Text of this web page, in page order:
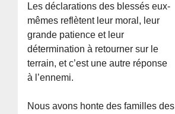
Les déclarations des blessés eux-
mêmes reflètent leur moral, leur
grande patience et leur
détermination à retourner sur le
terrain, et c’est une autre réponse
à l’ennemi.
Nous avons honte des familles des